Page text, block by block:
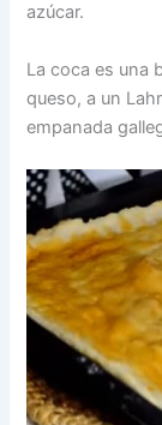
azúcar.
La coca es una
queso, a un
empanada